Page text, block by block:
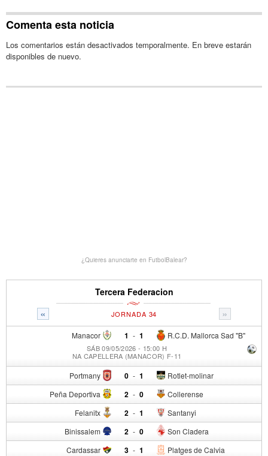
Comenta esta noticia
Los comentarios están desactivados temporalmente. En breve estarán
disponibles de nuevo.
¿Quieres anunciarte en FutbolBalear?
Tercera Federacion
« »
JORNADA 34
Manacor 1 - R.C.D. Mallorca Sad "B"
1
SÁB 09/05/2026 - 15:00 H
NA CAPELLERA (MANACOR) F-11
Portmany 0 - Rotlet-molinar
1
Peña Deportiva 2 - Collerense
0
Felanitx 2 - Santanyi
1
Binissalem 2 - Son Cladera
0
Cardassar 3 - Platges de Calvia
1